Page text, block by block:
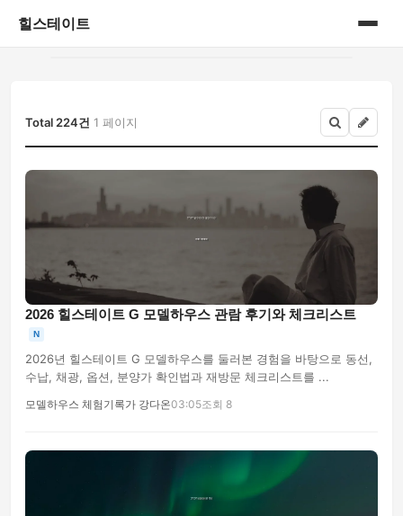
힐스테이트
게시판
Total 224건 1 페이지
2026 힐스테이트 G 모델하우스 관람 후기와 체크리스트
N
2026년 힐스테이트 G 모델하우스를 둘러본 경험을 바탕으로 동선,
수납, 채광, 옵션, 분양가 확인법과 재방문 체크리스트를 ...
모델하우스 체험기록가 강다온03:05조회 8